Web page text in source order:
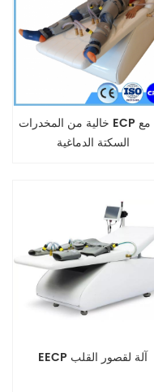
خالية من المخدرات ECP آلة مع
السكتة الدماغية
EECP آلة لقصور القلب